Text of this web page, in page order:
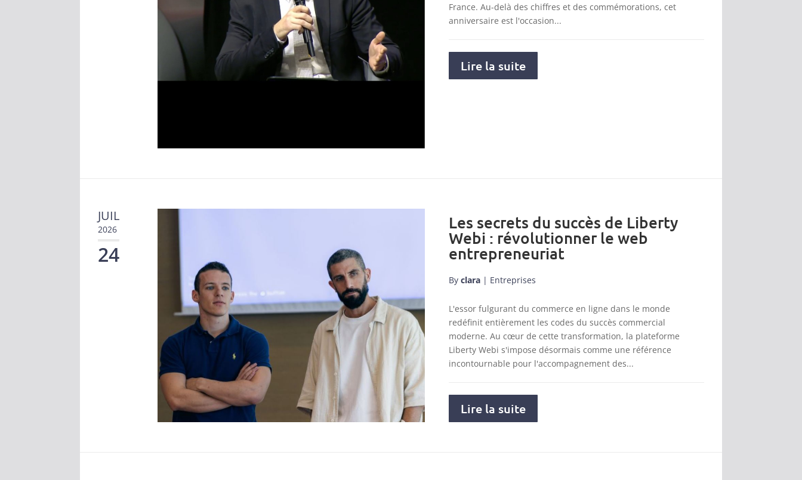
France. Au-delà des chiffres et des commémorations, cet
anniversaire est l'occasion...
Lire la suite
JUIL
2026
24
Les secrets du succès de Liberty
Webi : révolutionner le web
entrepreneuriat
By clara | Entreprises
L'essor fulgurant du commerce en ligne dans le monde
redéfinit entièrement les codes du succès commercial
moderne. Au cœur de cette transformation, la plateforme
Liberty Webi s'impose désormais comme une référence
incontournable pour l'accompagnement des...
Lire la suite